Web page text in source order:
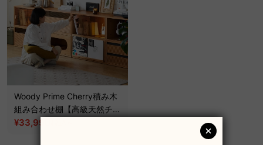
Woody Prime Cherry積み木
組み合わせ棚【高級天然チェ
リー材】
¥33,990